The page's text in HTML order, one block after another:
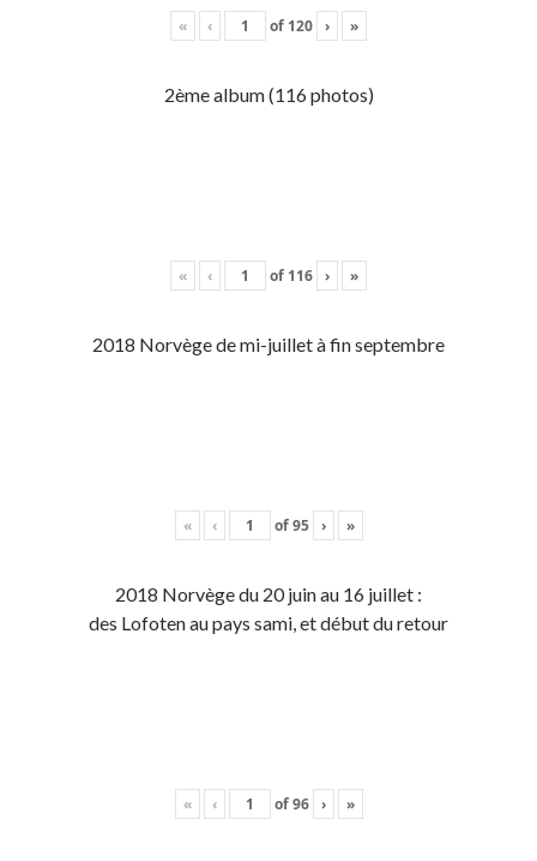
« ‹ of 120 › »
2ème album (116 photos)
« ‹ of 116 › »
2018 Norvège de mi-juillet à fin septembre
« ‹ of95 › »
2018 Norvège du 20 juin au 16 juillet :
des Lofoten au pays sami, et début du retour
« ‹ of96 › »